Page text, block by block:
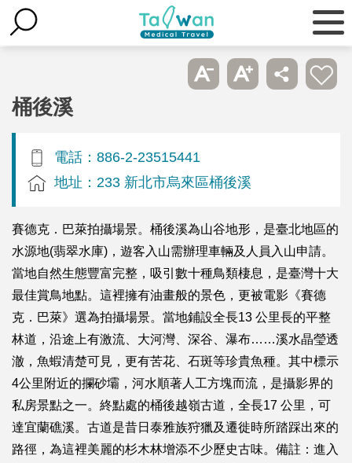
桶後溪
電話：886-2-23515441
地址：233 新北市烏來區桶後溪
賽德克．巴萊拍攝場景。桶後溪為山谷地形，是臺北地區的
水源地(翡翠水庫)，遊客入山需辦理車輛及人員入山申請。
當地自然生態豐富完整，吸引數十種鳥類棲息，是臺灣十大
最佳賞鳥地點。這裡擁有油畫般的景色，更被電影《賽德
克．巴萊》選為拍攝場景。當地鋪設全長13 公里長的平整
林道，沿途上有激流、大河灣、深谷、瀑布……溪水晶瑩透
澈，魚蝦清楚可見，更有苦花、石斑等珍貴魚種。其中標示
4公里附近的攔砂壩，河水順著人工方塊而流，是攝影界的
私房景點之一。終點處的桶後越嶺古道，全長17 公里，可
達宜蘭礁溪。古道是昔日泰雅族狩獵及遷徙時所踏踩出來的
路徑，為這裡美麗的杉木林增添不少歷史古味。備註：進入